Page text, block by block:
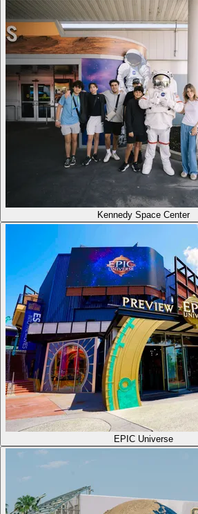
Kennedy Space Center
EPIC Universe